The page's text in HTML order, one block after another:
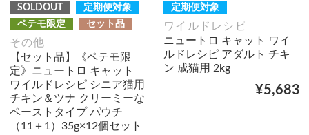
SOLDOUT
定期便対象
ペテモ限定
セット品
その他
【セット品】《ペテモ限
定》ニュートロ キャット
ワイルドレシピ シニア猫用
チキン＆ツナ クリーミーな
ペーストタイプ パウチ
（11＋1）35g×12個セット
定期便対象
ワイルドレシピ
ニュートロ キャット ワイ
ルドレシピ アダルト チキ
ン 成猫用 2kg
¥5,683